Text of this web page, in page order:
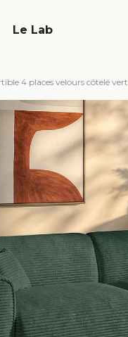
Le Lab
4 places velours côtelé vert